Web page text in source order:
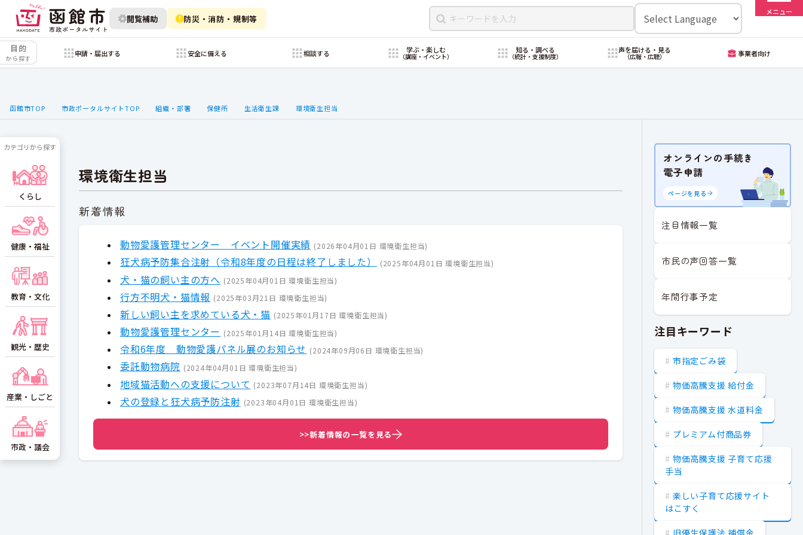
閲覧補助 防災・消防・規制等
メニュー
目的
から探す
申請・届出する 安全に備える 相談する 学ぶ・楽しむ
（講座・イベント）
知る・調べる
（統計・支援制度）
声を届ける・見る
（広報・広聴） 事業者向け
函館市TOP 市政ポータルサイトTOP 組織・部署 保健所 生活衛生課 環境衛生担当
環境衛生担当
新着情報
動物愛護管理センター イベント開催実績 (2026年04月01日 環境衛生担当)
狂犬病予防集合注射（令和8年度の日程は終了しました） (2025年04月01日 環境衛生担当)
犬・猫の飼い主の方へ (2025年04月01日 環境衛生担当)
行方不明犬・猫情報 (2025年03月21日 環境衛生担当)
新しい飼い主を求めている犬・猫 (2025年01月17日 環境衛生担当)
動物愛護管理センター (2025年01月14日 環境衛生担当)
令和6年度 動物愛護パネル展のお知らせ (2024年09月06日 環境衛生担当)
委託動物病院 (2024年04月01日 環境衛生担当)
地域猫活動への支援について (2023年07月14日 環境衛生担当)
犬の登録と狂犬病予防注射 (2023年04月01日 環境衛生担当)
>>新着情報の一覧を見る
カテゴリから探す
くらし
健康・福祉
教育・文化
観光・歴史
産業・しごと
市政・議会
オンラインの手続き
電子申請
ページを見る
注目情報一覧
市民の声回答一覧
年間行事予定
注目キーワード
市指定ごみ袋
物価高騰支援 給付金
物価高騰支援 水道料金
プレミアム付商品券
物価高騰支援 子育て応援
手当
楽しい子育て応援サイト
はこすく
旧優生保護法 補償金